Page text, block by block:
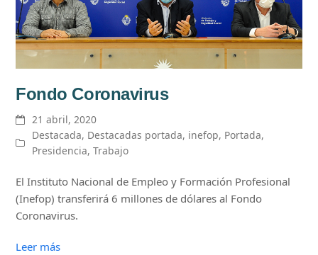
Fondo Coronavirus
21 abril, 2020
Destacada, Destacadas portada, inefop, Portada,
Presidencia,Trabajo
El Instituto Nacional de Empleo y Formación Profesional
(Inefop) transferirá 6 millones de dólares al Fondo
Coronavirus.
Leer más